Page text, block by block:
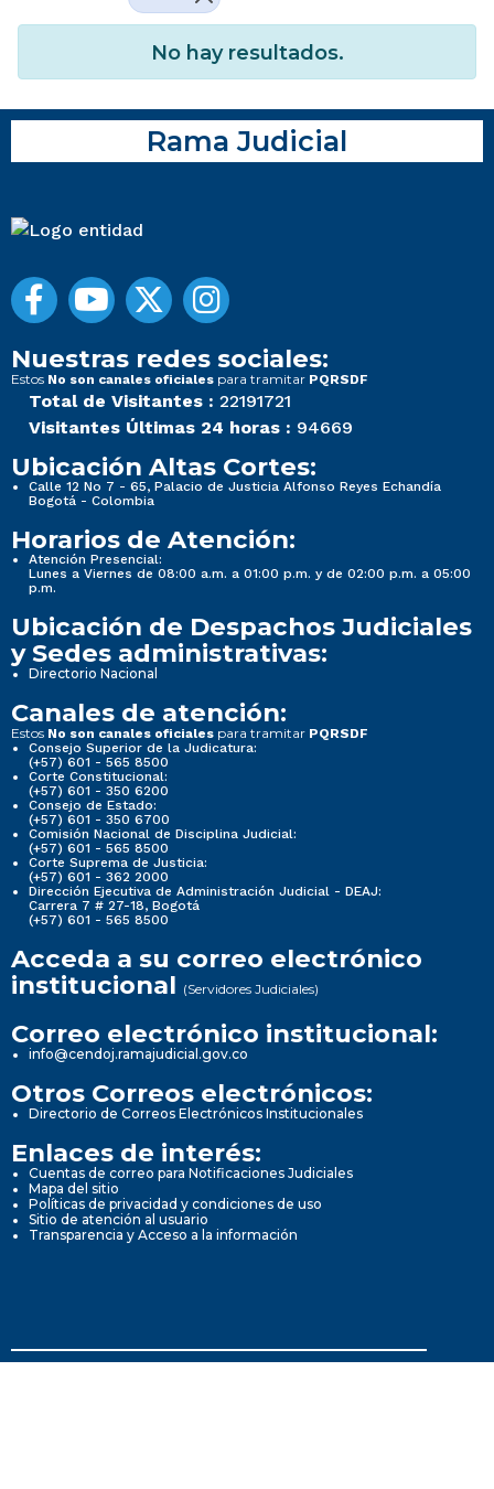
No hay resultados.
Rama Judicial
Nuestras redes sociales:
Estos No son canales oficiales para tramitar PQRSDF
Total de Visitantes : 22191721
Visitantes Últimas 24 horas : 94669
Ubicación Altas Cortes:
Calle 12 No 7 - 65, Palacio de Justicia Alfonso Reyes Echandía
Bogotá - Colombia
Horarios de Atención:
Atención Presencial:
Lunes a Viernes de 08:00 a.m. a 01:00 p.m. y de 02:00 p.m. a 05:00
p.m.
Ubicación de Despachos Judiciales
y Sedes administrativas:
Directorio Nacional
Canales de atención:
Estos No son canales oficiales para tramitar PQRSDF
Consejo Superior de la Judicatura:
(+57) 601 - 565 8500
Corte Constitucional:
(+57) 601 - 350 6200
Consejo de Estado:
(+57) 601 - 350 6700
Comisión Nacional de Disciplina Judicial:
(+57) 601 - 565 8500
Corte Suprema de Justicia:
(+57) 601 - 362 2000
Dirección Ejecutiva de Administración Judicial - DEAJ:
Carrera 7 # 27-18, Bogotá
(+57) 601 - 565 8500
Acceda a su correo electrónico
institucional (Servidores Judiciales)
Correo electrónico institucional:
info@cendoj.ramajudicial.gov.co
Otros Correos electrónicos:
Directorio de Correos Electrónicos Institucionales
Enlaces de interés:
Cuentas de correo para Notificaciones Judiciales
Mapa del sitio
Políticas de privacidad y condiciones de uso
Sitio de atención al usuario
Transparencia y Acceso a la información